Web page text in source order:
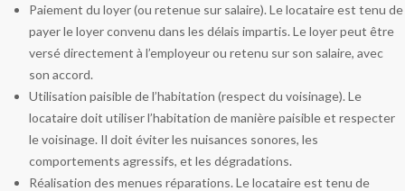
Paiement du loyer (ou retenue sur salaire). Le locataire est tenu de
payer le loyer convenu dans les délais impartis. Le loyer peut être
versé directement à l’employeur ou retenu sur son salaire, avec
son accord.
Utilisation paisible de l’habitation (respect du voisinage). Le
locataire doit utiliser l’habitation de manière paisible et respecter
le voisinage. Il doit éviter les nuisances sonores, les
comportements agressifs, et les dégradations.
Réalisation des menues réparations. Le locataire est tenu de